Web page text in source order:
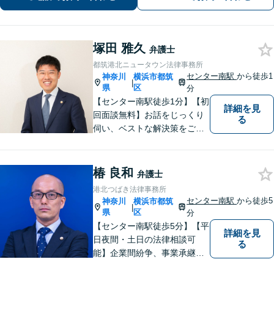
塚田 雅久 弁護士
都筑港北ニュータウン法律事務所
神奈川
県
|
横浜市都筑
区
センター南駅から徒歩1
分
【センター南駅徒歩1分】【初
回面談無料】お話をじっくり
伺い、ベストな解決策をご一
難解な用語は極力用いずに平
易かつ具体的な説明を心がけ
ていますので、まずは一度お
気軽にご相談頂ければと思い
ます。
詳細を見
る
椿 良和 弁護士
港北つばき法律事務所
神奈川
県
|
横浜市都筑
区
センター南駅から徒歩5
分
【センター南駅徒歩5分】【平
日夜間・土日の法律相談可
能】企業間紛争、事業承継・
詳細を見
る